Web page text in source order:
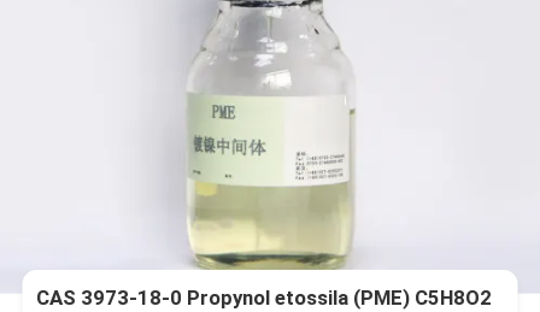
CAS 3973-18-0 Propynol etossila (PME) C5H8O2